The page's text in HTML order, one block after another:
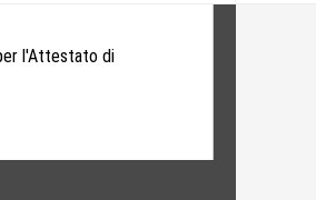
l'Attestato di